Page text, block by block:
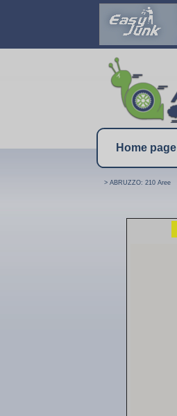
Home page
> ABRUZZO: 210 Aree